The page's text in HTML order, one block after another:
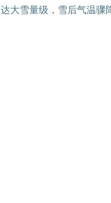
雪量级，雪后气温